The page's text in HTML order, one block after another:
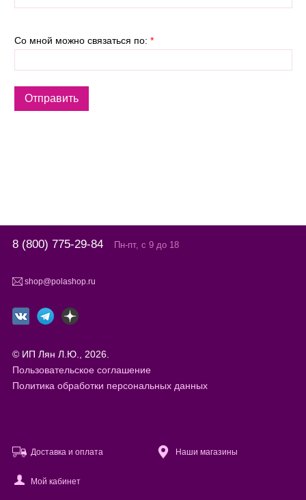
Со мной можно связаться по: *
8 (800) 775-29-84 Пн-пт, с 9 до 18
shop@polashop.ru
© ИП Лян Л.Ю., 2026.
Пользовательское соглашение
Политика обработки персональных данных
Доставка и оплата Наши магазины
Мой кабинет